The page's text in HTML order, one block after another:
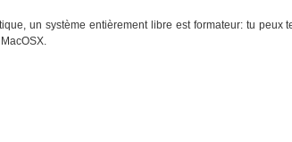
un système entièrement libre est formateur: tu peux